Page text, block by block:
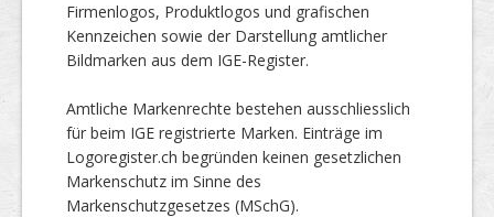
Firmenlogos, Produktlogos und grafischen
Kennzeichen sowie der Darstellung amtlicher
Bildmarken aus dem IGE-Register.
Amtliche Markenrechte bestehen ausschliesslich
für beim IGE registrierte Marken. Einträge im
Logoregister.ch begründen keinen gesetzlichen
Markenschutz im Sinne des
Markenschutzgesetzes (MSchG).